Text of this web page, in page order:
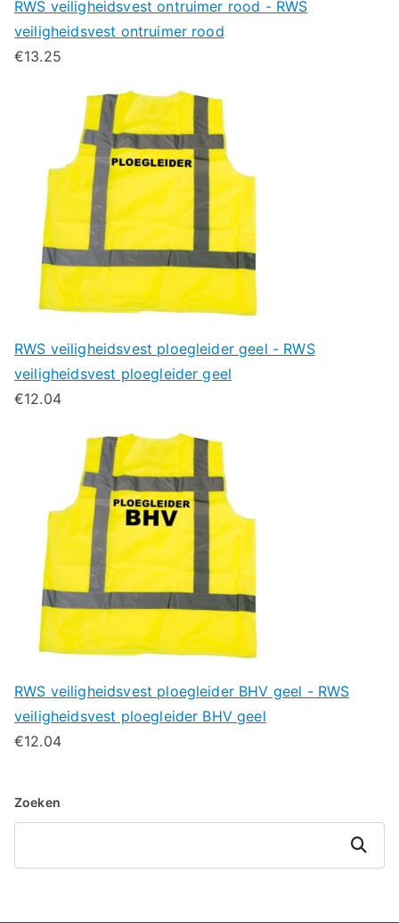
RWS veiligheidsvest ontruimer rood - RWS
veiligheidsvest ontruimer rood
€13.25
RWS veiligheidsvest ploegleider geel - RWS
veiligheidsvest ploegleider geel
€12.04
RWS veiligheidsvest ploegleider BHV geel - RWS
veiligheidsvest ploegleider BHV geel
€12.04
Zoeken
Zoeken